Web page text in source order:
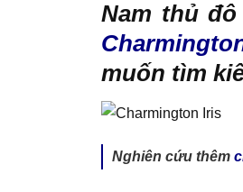
Nam thủ
muốn tìm
Nghiên cứu thêm